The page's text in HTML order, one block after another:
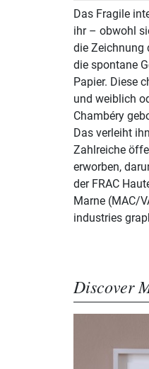
Das Fragile
ihr – obwohl
die Zeichnung
die spontane
Papier. Diese
und weiblich
Chambéry
Das verleiht
Zahlreiche
erworben,
der FRAC
Marne (MAC/
industries
Discover